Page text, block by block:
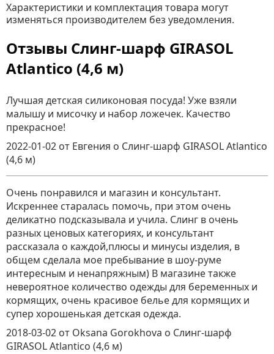
Характеристики и комплектация товара могут
изменяться производителем без уведомления.
Отзывы Слинг-шарф GIRASOL
Atlantico (4,6 м)
Лучшая детская силиконовая посуда! Уже взяли
малышу и мисочку и набор ложечек. Качество
прекрасное!
2022-01-02 от Евгения о Слинг-шарф GIRASOL Atlantico
(4,6 м)
Очень понравился и магазин и консультант.
Искреннее старалась помочь, при этом очень
деликатно подсказывала и учила. Слинг в очень
разных ценовых категориях, и консультант
рассказала о каждой,плюсы и минусы изделия, в
общем сделала мое пребывание в шоу-руме
интересным и ненапряжным) В магазине также
невероятное количество одежды для беременных и
кормящих, очень красивое белье для кормящих и
супер хорошенькая детская одежда.
2018-03-02 от Oksana Gorokhova о Слинг-шарф
GIRASOL Atlantico (4,6 м)